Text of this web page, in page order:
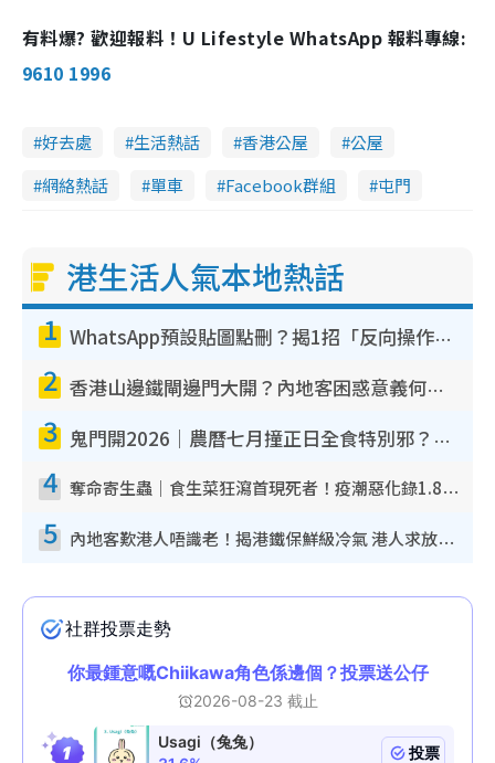
有料爆? 歡迎報料！U Lifestyle WhatsApp 報料專線:
9610 1996
好去處 生活熱話 香港公屋
公屋
網絡熱話
單車 Facebook群組 屯門
港生活人氣本地熱話
1 WhatsApp預設貼圖點刪？揭1招「反向操作」還原簡潔介面 附3步實測教學
2 香港山邊鐵閘邊門大開？內地客困惑意義何在！網民神回覆：呢種叫法理性防禦
3 鬼門開2026｜農曆七月撞正日全食特別邪？專家警告切忌做一事！揭4大禁忌+2招保平安
4 奪命寄生蟲｜食生菜狂瀉首現死者！疫潮惡化錄1.8萬宗病例 揭洗菜3大謬誤
5 內地客歎港人唔識老！揭港鐵保鮮級冷氣 港人求放過：咪投訴